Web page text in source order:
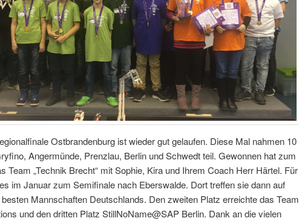
Ostbrandenburg ist wieder gut gelaufen. Diese Mal nahmen 10
Angermünde, Prenzlau, Berlin und Schwedt teil. Gewonnen hat zum
Team „Technik Brecht“ mit Sophie, Kira und Ihrem Coach Herr Härtel. Für
im Januar zum Semifinale nach Eberswalde. Dort treffen sie dann auf
besten Mannschaften Deutschlands. Den zweiten Platz erreichte das Team
und den dritten Platz StillNoName@SAP Berlin. Dank an die vielen